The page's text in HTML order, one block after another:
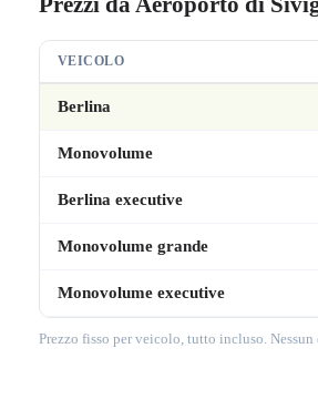
VEICOLO
Berlina
Monovolume
Berlina executive
Monovolume grande
Monovolume executive
Prezzo fisso per veicolo, tutto incluso. Nessun